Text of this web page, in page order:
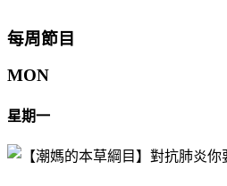
每周節目
MON
星期一